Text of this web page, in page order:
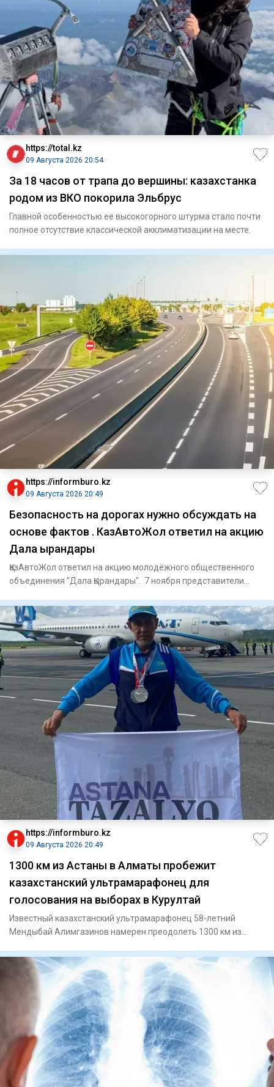
https://total.kz
09 Августа 2026 20:54
За 18 часов от трапа до вершины: казахстанка
родом из ВКО покорила Эльбрус
Главной особенностью ее высокогорного штурма стало почти
полное отсутствие классической акклиматизации на месте.
https://informburo.kz
09 Августа 2026 20:49
Безопасность на дорогах нужно обсуждать на
основе фактов . КазАвтоЖол ответил на акцию
Дала Қырандары
ҚазАвтоЖол ответил на акцию молодёжного общественного
объединения "Дала Қырандары". 7 ноября представители
https://informburo.kz
09 Августа 2026 20:49
1300 км из Астаны в Алматы пробежит
казахстанский ультрамарафонец для
голосования на выборах в Курултай
Известный казахстанский ультрамарафонец 58-летний
Мендыбай Алимгазинов намерен преодолеть 1300 км из